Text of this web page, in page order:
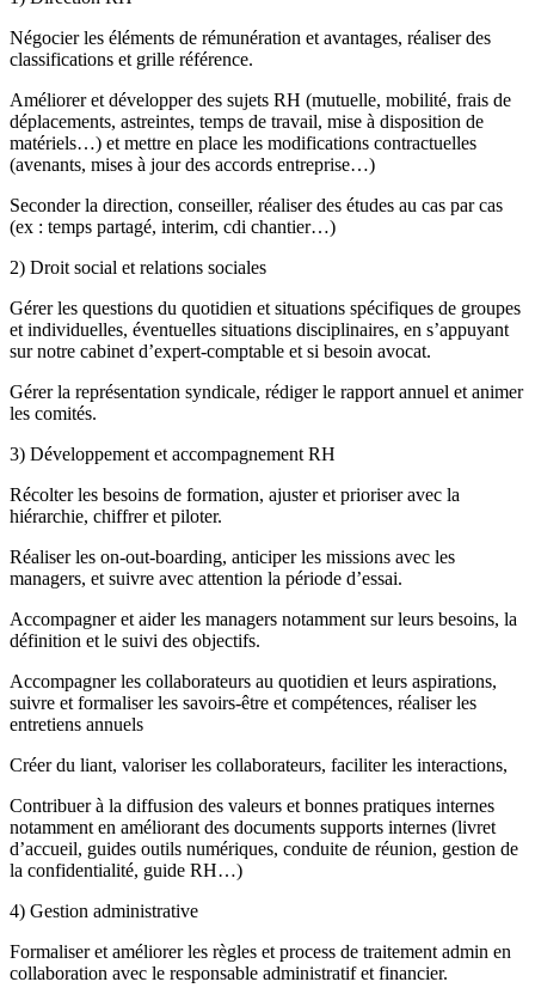
Négocier les éléments de rémunération et avantages, réaliser des
classifications et grille référence.
Améliorer et développer des sujets RH (mutuelle, mobilité, frais de
déplacements, astreintes, temps de travail, mise à disposition de
matériels…) et mettre en place les modifications contractuelles
(avenants, mises à jour des accords entreprise…)
Seconder la direction, conseiller, réaliser des études au cas par cas
(ex : temps partagé, interim, cdi chantier…)
2) Droit social et relations sociales
Gérer les questions du quotidien et situations spécifiques de groupes
et individuelles, éventuelles situations disciplinaires, en s’appuyant
sur notre cabinet d’expert-comptable et si besoin avocat.
Gérer la représentation syndicale, rédiger le rapport annuel et animer
les comités.
3) Développement et accompagnement RH
Récolter les besoins de formation, ajuster et prioriser avec la
hiérarchie, chiffrer et piloter.
Réaliser les on-out-boarding, anticiper les missions avec les
managers, et suivre avec attention la période d’essai.
Accompagner et aider les managers notamment sur leurs besoins, la
définition et le suivi des objectifs.
Accompagner les collaborateurs au quotidien et leurs aspirations,
suivre et formaliser les savoirs-être et compétences, réaliser les
entretiens annuels
Créer du liant, valoriser les collaborateurs, faciliter les interactions,
Contribuer à la diffusion des valeurs et bonnes pratiques internes
notamment en améliorant des documents supports internes (livret
d’accueil, guides outils numériques, conduite de réunion, gestion de
la confidentialité, guide RH…)
4) Gestion administrative
Formaliser et améliorer les règles et process de traitement admin en
collaboration avec le responsable administratif et financier.